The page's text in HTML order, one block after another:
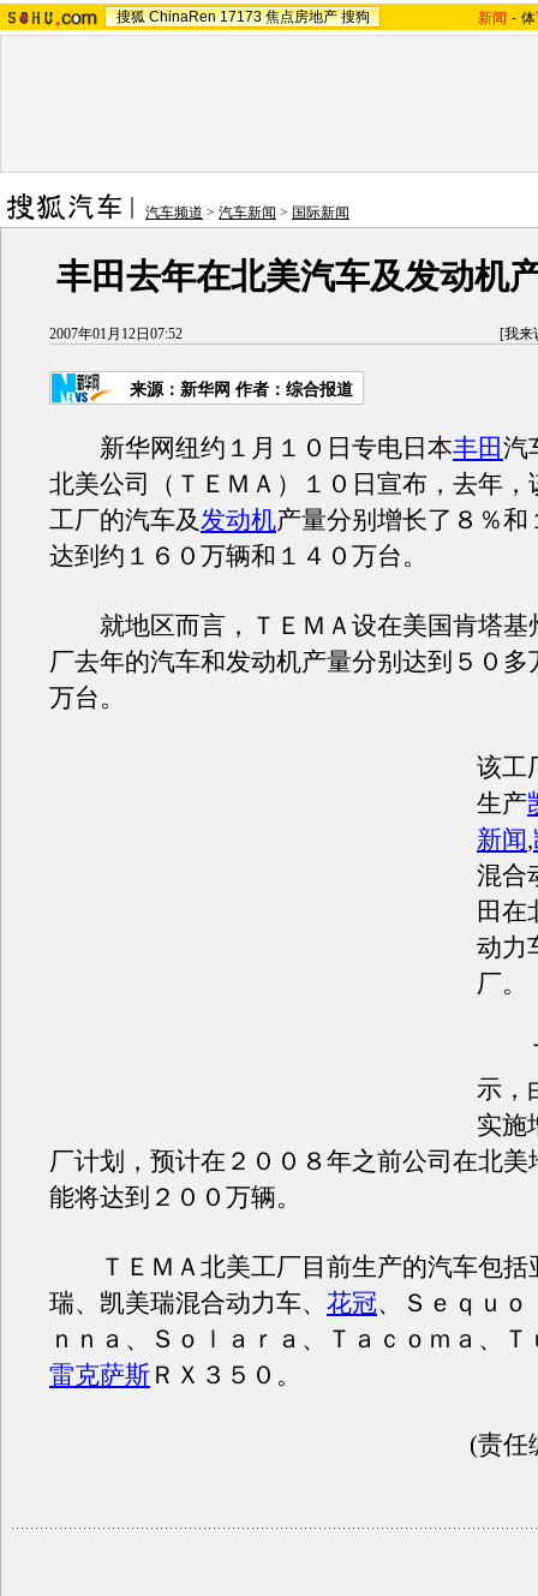
搜狐 ChinaRen 17173 焦点房地产 搜狗 新闻 -
汽车频道 > 汽车新闻 > 国际新闻
丰田去年在北美汽车及发动机
2007年01月12日07:52 [我来
来源：新华网 作者：综合报道
新华网纽约１月１０日专电日本丰田汽
北美公司（ＴＥＭＡ）１０日宣布，去年，
工厂的汽车及发动机产量分别增长了８％和
达到约１６０万辆和１４０万台。
就地区而言，ＴＥＭＡ设在美国肯塔基
厂去年的汽车和发动机产量分别达到５０多
万台。
该工
生产
新闻,
混合
田在
动力
厂。
Ｔ
示，
实施
厂计划，预计在２００８年之前公司在北美
能将达到２００万辆。
ＴＥＭＡ北美工厂目前生产的汽车包括
瑞、凯美瑞混合动力车、 花冠、Ｓｅｑｕｏ
ｎｎａ、Ｓｏｌａｒａ、Ｔａｃｏｍａ、
雷克萨斯 ＲＸ３５０。
(责任